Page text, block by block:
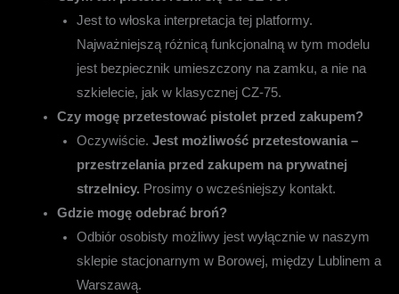
Jest to włoska interpretacja tej platformy.
Najważniejszą różnicą funkcjonalną w tym modelu
jest bezpiecznik umieszczony na zamku, a nie na
szkielecie, jak w klasycznej CZ-75.
Czy mogę przetestować pistolet przed zakupem?
Oczywiście. Jest możliwość przetestowania –
przestrzelania przed zakupem na prywatnej
strzelnicy. Prosimy o wcześniejszy kontakt.
Gdzie mogę odebrać broń?
Odbiór osobisty możliwy jest wyłącznie w naszym
sklepie stacjonarnym w Borowej, między Lublinem a
Warszawą.